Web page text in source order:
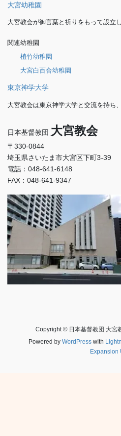
大宮幼稚園
大宮教会が御言葉と祈りをもって設立
関連幼稚園
植竹幼稚園
大宮白百合幼稚園
東京神学大学
大宮教会は東京神学大学と交流を持ち
日本基督教団 大宮教会
〒330-0844
埼玉県さいたま市大宮区下町3-39
電話：048-641-6148
FAX：048-641-9347
Copyright © 日本基督教団 大宮
Powered by WordPresswith
Expansion